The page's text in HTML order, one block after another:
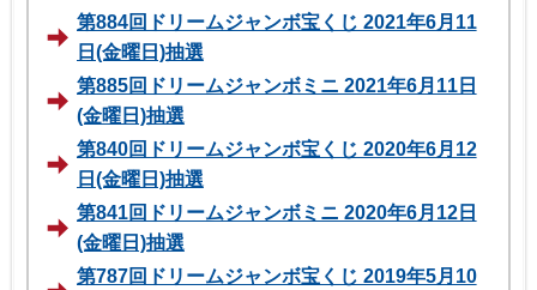
第884回ドリームジャンボ宝くじ 2021年6月11
日(金曜日)抽選
第885回ドリームジャンボミニ 2021年6月11日
(金曜日)抽選
第840回ドリームジャンボ宝くじ 2020年6月12
日(金曜日)抽選
第841回ドリームジャンボミニ 2020年6月12日
(金曜日)抽選
第787回ドリームジャンボ宝くじ 2019年5月10